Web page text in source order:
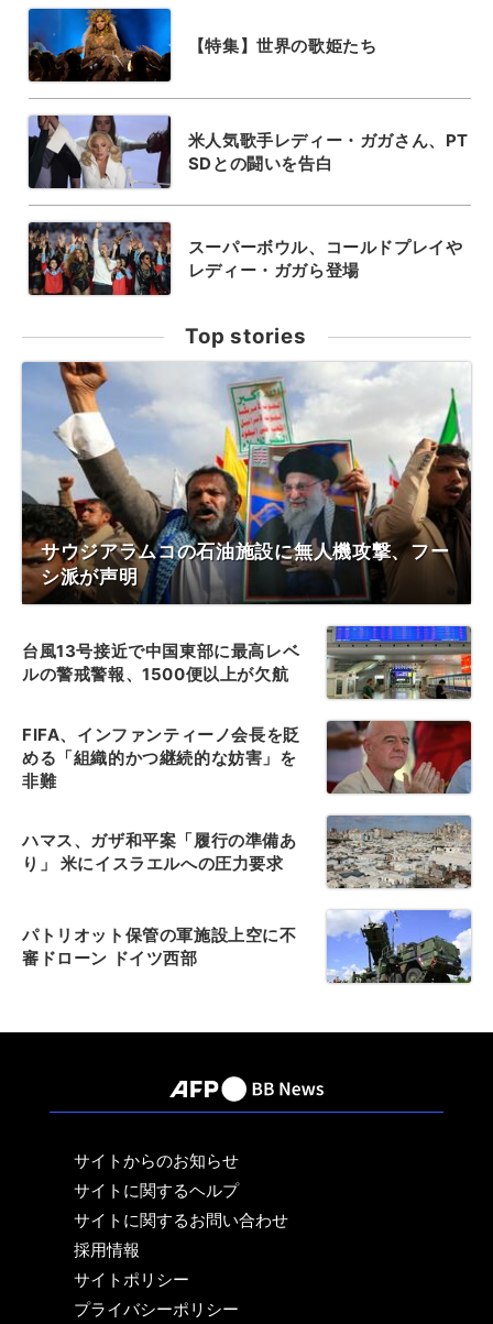
【特集】世界の歌姫たち
米人気歌手レディー・ガガさん、PT
SDとの闘いを告白
スーパーボウル、コールドプレイや
レディー・ガガら登場
Top stories
サウジアラムコの石油施設に無人機攻撃、フー
シ派が声明
台風13号接近で中国東部に最高レベ
ルの警戒警報、1500便以上が欠航
FIFA、インファンティーノ会長を貶
める「組織的かつ継続的な妨害」を
非難
ハマス、ガザ和平案「履行の準備あ
り」 米にイスラエルへの圧力要求
パトリオット保管の軍施設上空に不
審ドローン ドイツ西部
サイトからのお知らせ
サイトに関するヘルプ
サイトに関するお問い合わせ
採用情報
サイトポリシー
プライバシーポリシー